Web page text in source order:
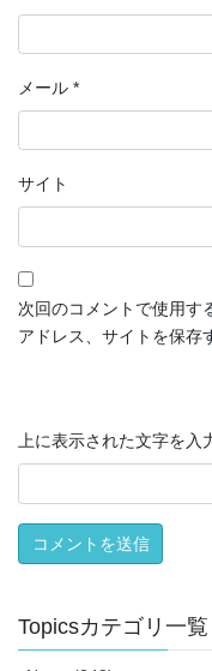
メール *
サイト
次回のコメントで使用す
アドレス、サイトを保存
上に表示された文字を入
Topicsカテゴリ一覧